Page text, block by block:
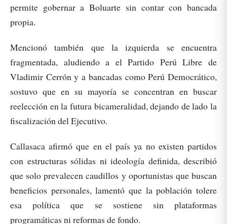
permite gobernar a Boluarte sin contar con bancada
propia.
Mencionó también que la izquierda se encuentra
fragmentada, aludiendo a el Partido Perú Libre de
Vladimir Cerrón y a bancadas como Perú Democrático,
sostuvo que en su mayoría se concentran en buscar
reelección en la futura bicameralidad, dejando de lado la
fiscalización del Ejecutivo.
Callasaca afirmó que en el país ya no existen partidos
con estructuras sólidas ni ideología definida, describió
que solo prevalecen caudillos y oportunistas que buscan
beneficios personales, lamentó que la población tolere
esa política que se sostiene sin plataformas
programáticas ni reformas de fondo.